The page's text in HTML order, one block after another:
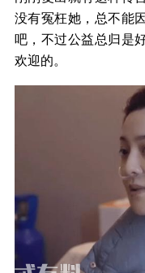
没有冤枉她，总不能
吧，不过公益总归是
欢迎的。